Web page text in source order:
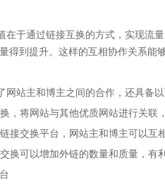
在于通过链接互换的方式，实现流
得到提升。这样的互相协作关系
网站主和博主之间的合作，还具备
，将网站与其他优质网站进行关联
接交换平台，网站主和博主可以
换可以增加外链的数量和质量，